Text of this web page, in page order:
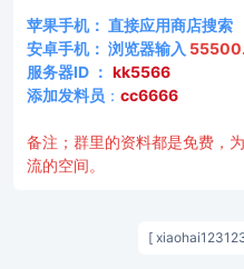
苹果手机： 直接应用商店搜索
安卓手机： 浏览器输入
服务器ID ： kk5566
添加发料员 ： cc6666
备注；群里的资料都是免费，
流的空间。
[